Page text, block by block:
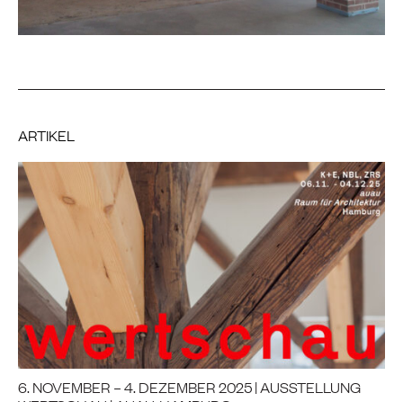
ARTIKEL
6. NOVEMBER – 4. DEZEMBER 2025 | AUSSTELLUNG